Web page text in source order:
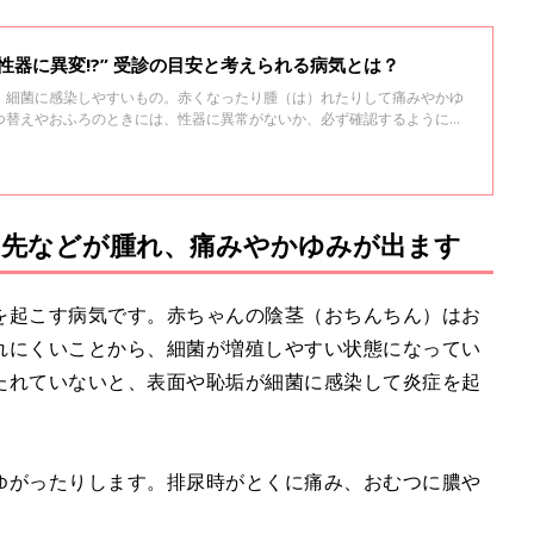
器に異変!?” 受診の目安と考えられる病気とは？
菌に感染しやすいもの。赤くなったり腫（は）れたりして痛みやかゆ
えやおふろのときには、性器に異常がないか、必ず確認するようにし
などが腫れ、痛みやかゆみが出ます
こす病気です。赤ちゃんの陰茎（おちんちん）はお
くいことから、細菌が増殖しやすい状態になってい
ていないと、表面や恥垢が細菌に感染して炎症を起
ったりします。排尿時がとくに痛み、おむつに膿や